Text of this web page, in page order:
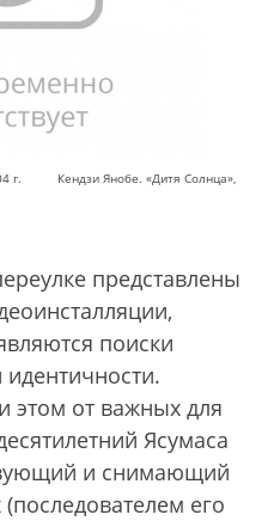
г. Кендзи Янобе. «Дитя Солнца»,
представлены
поиски
этом от важных для
Ясумаса
и снимающий
его